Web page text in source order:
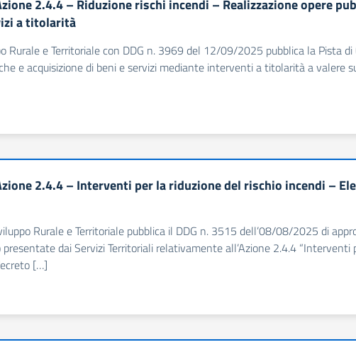
2.4.4 – Riduzione rischi incendi – Realizzazione opere
a titolarità
Rurale e Territoriale con DDG n. 3969 del 12/09/2025 pubblica la Pista
e acquisizione di beni e servizi mediante interventi a titolarità a valere
2.4.4 – Interventi per la riduzione del rischio incendi –
Rurale e Territoriale pubblica il DDG n. 3515 dell’08/08/2025 di
dai Servizi Territoriali relativamente all’Azione 2.4.4 “Interventi
[…]